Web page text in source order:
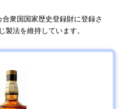
衆国国家歴史登録財に登録さ
製法を維持しています。